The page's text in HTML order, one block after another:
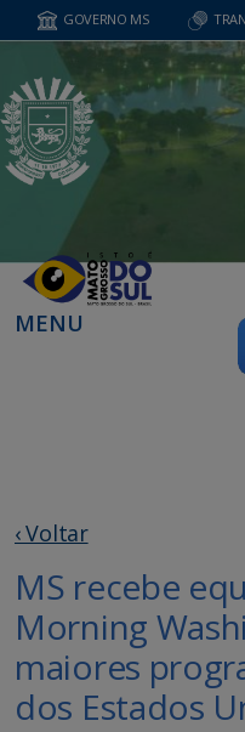
GOVERNO MS
MENU
‹ Voltar
MS recebe
Morning
maiores
dos Estados